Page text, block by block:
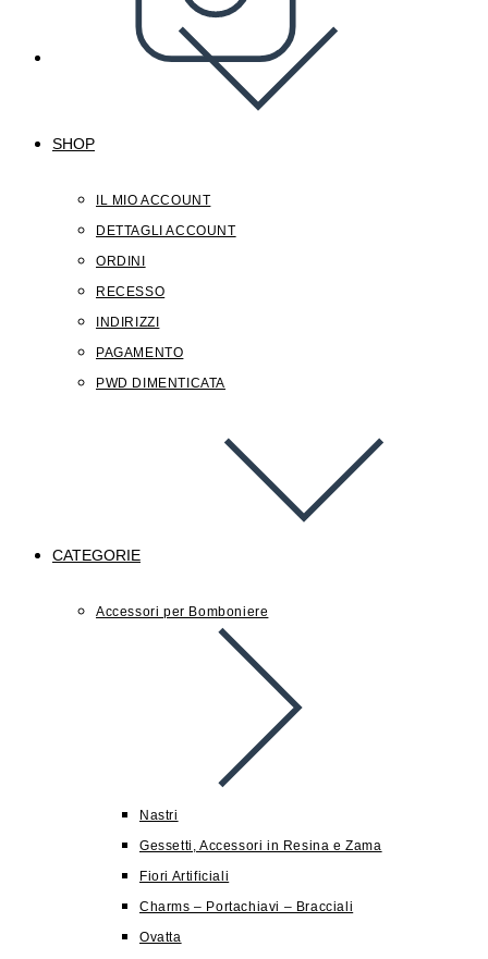
SHOP
IL MIO ACCOUNT
DETTAGLI ACCOUNT
ORDINI
RECESSO
INDIRIZZI
PAGAMENTO
PWD DIMENTICATA
CATEGORIE
Accessori per Bomboniere
Nastri
Gessetti, Accessori in Resina e Zama
Fiori Artificiali
Charms – Portachiavi – Bracciali
Ovatta